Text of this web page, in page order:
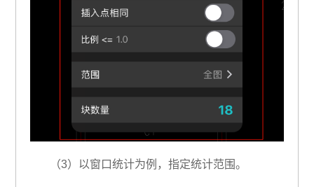
（3）以窗口统计为例，指定统计范围。